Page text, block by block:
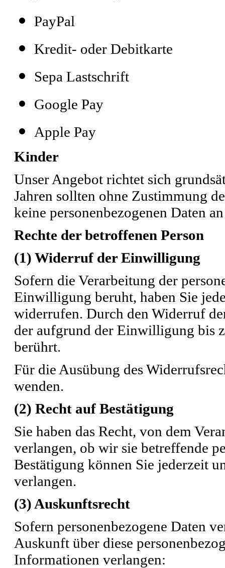
PayPal
Kredit- oder Debitkarte
Sepa Lastschrift
Google Pay
Apple Pay
Kinder
Unser Angebot richtet sich
Jahren sollten ohne Zustimmung
keine personenbezogenen Daten
Rechte der betroffenen Person
(1) Widerruf der Einwilligung
Sofern die Verarbeitung der
Einwilligung beruht, haben Sie
widerrufen. Durch den Widerruf
der aufgrund der Einwilligung bis
berührt.
Für die Ausübung des
wenden.
(2) Recht auf Bestätigung
Sie haben das Recht, von dem
verlangen, ob wir sie betreffende
Bestätigung können Sie jederzeit
verlangen.
(3) Auskunftsrecht
Sofern personenbezogene Daten
Auskunft über diese
Informationen verlangen: